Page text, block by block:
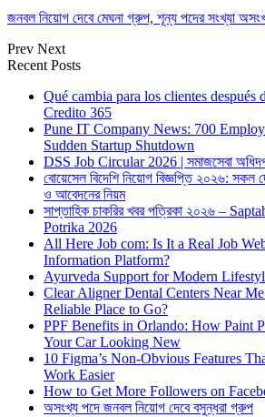
জনবল নিয়োগ দেবে মেঘনা গ্রুপ, শূন্য পদের সংখ্যা
Prev Next
Recent Posts
Qué cambia para los clientes después
Credito 365
Pune IT Company News: 700
Sudden Startup Shutdown
DSS Job Circular 2026 | সমাজসেবা
বোয়েসেল বিদেশি নিয়োগ বিজ্ঞপ্তি ২০২৬: সকল
ও আবেদনের নিয়ম
সাপ্তাহিক চাকরির খবর পত্রিকা ২০২৬ –
Potrika 2026
All Here Job com: Is It a Real Job
Information Platform?
Ayurveda Support for Modern
Clear Aligner Dental Centers Near
Reliable Place to Go?
PPF Benefits in Orlando: How Paint
Your Car Looking New
10 Figma’s Non-Obvious Features
Work Easier
How to Get More Followers on
অসংখ্য পদে জনবল নিয়োগ দেবে বসুন্ধরা গ্রুপ